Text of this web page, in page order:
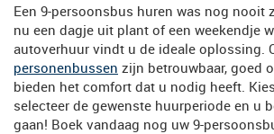
Een 9-persoonsbus huren was nog nooit
nu een dagje uit plant of een weekendje
autoverhuur vindt u de ideale oplossing.
personenbussen zijn betrouwbaar, goed
bieden het comfort dat u nodig heeft.
selecteer de gewenste huurperiode en u
gaan! Boek vandaag nog uw 9-